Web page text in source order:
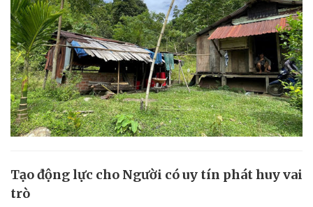
Tạo động lực cho Người có uy tín phát huy vai
trò